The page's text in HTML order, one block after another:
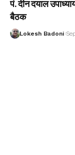
पं. दीन दयाल
बैठक
Lokesh Badoni